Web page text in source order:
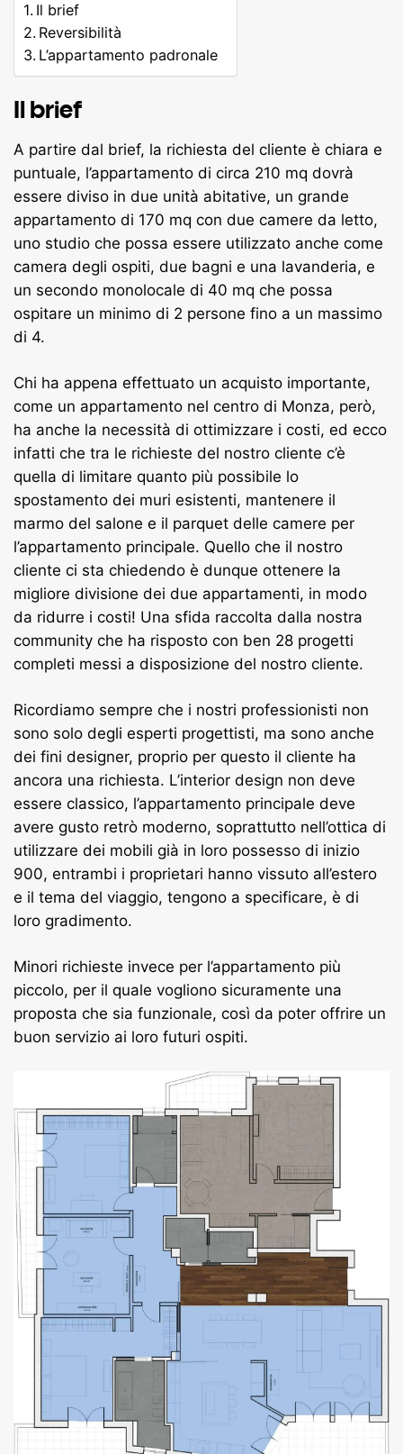
Il brief
Reversibilità
L’appartamento padronale
Il brief
A partire dal brief, la richiesta del cliente è chiara e
puntuale, l’appartamento di circa 210 mq dovrà
essere diviso in due unità abitative, un grande
appartamento di 170 mq con due camere da letto,
uno studio che possa essere utilizzato anche come
camera degli ospiti, due bagni e una lavanderia, e
un secondo monolocale di 40 mq che possa
ospitare un minimo di 2 persone fino a un massimo
di 4.
Chi ha appena effettuato un acquisto importante,
come un appartamento nel centro di Monza, però,
ha anche la necessità di ottimizzare i costi, ed ecco
infatti che tra le richieste del nostro cliente c’è
quella di limitare quanto più possibile lo
spostamento dei muri esistenti, mantenere il
marmo del salone e il parquet delle camere per
l’appartamento principale. Quello che il nostro
cliente ci sta chiedendo è dunque ottenere la
migliore divisione dei due appartamenti, in modo
da ridurre i costi! Una sfida raccolta dalla nostra
community che ha risposto con ben 28 progetti
completi messi a disposizione del nostro cliente.
Ricordiamo sempre che i nostri professionisti non
sono solo degli esperti progettisti, ma sono anche
dei fini designer, proprio per questo il cliente ha
ancora una richiesta. L’interior design non deve
essere classico, l’appartamento principale deve
avere gusto retrò moderno, soprattutto nell’ottica di
utilizzare dei mobili già in loro possesso di inizio
900, entrambi i proprietari hanno vissuto all’estero
e il tema del viaggio, tengono a specificare, è di
loro gradimento.
Minori richieste invece per l’appartamento più
piccolo, per il quale vogliono sicuramente una
proposta che sia funzionale, così da poter offrire un
buon servizio ai loro futuri ospiti.